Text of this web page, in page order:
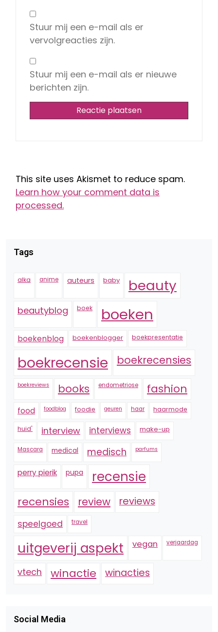
Stuur mij een e-mail als er
vervolgreacties zijn.
Stuur mij een e-mail als er nieuwe
berichten zijn.
This site uses Akismet to reduce spam.
Learn how your comment data is
processed.
Tags
alka anime auteurs baby beauty
beautyblog boek boeken
boekenblog boekenblogger boekpresentatie
boekrecensie boekrecensies
boekreviews books endometriose fashion
food foodblog foodie geuren haar haarmode
huid' interview interviews make-up
Mascara medical medisch parfums
perry pierik pupa recensie
recensies review reviews
speelgoed travel
uitgeverij aspekt vegan verjaardag
vtech winactie winacties
Social Media